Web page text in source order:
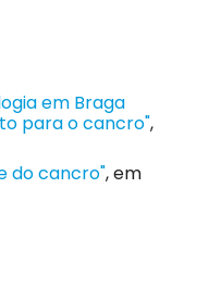
em Braga
para o cancro",
do cancro", em